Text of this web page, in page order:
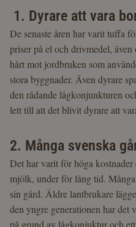
1. Dyrare att vara
De senaste åren har varit tuffa
priser på el och drivmedel,
hårt mot jordbruken som
stora byggnader. Även dyrare
den rådande lågkonjunkturen
lett till att det blivit dyrare att
2. Många svenska
Det har varit för höga
mjölk, under för lång tid.
sin gård. Äldre lantbrukare
den yngre generationen har det
på grund av lågkonjuktur och